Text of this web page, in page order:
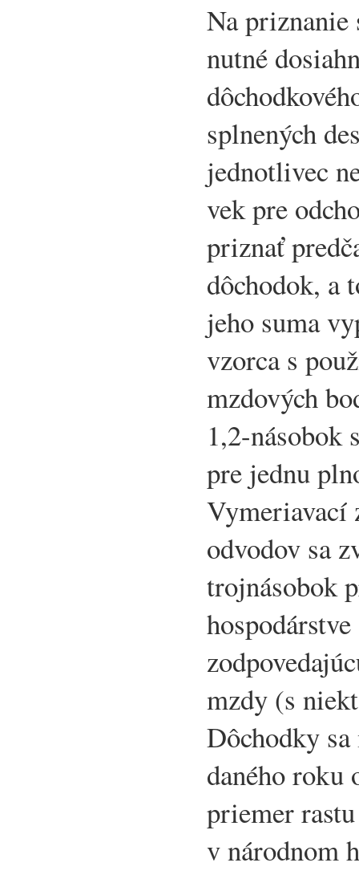
Na priznanie
nutné
splnených
jednotlivec
vek pre
priznať
dôchodok, a
jeho suma
vzorca s
mzdových
1,2-násobok
pre jednu
Vymeriavací
odvodov sa
trojnásobok
mzdy (s
Dôchodky
daného roku
priemer
v národnom